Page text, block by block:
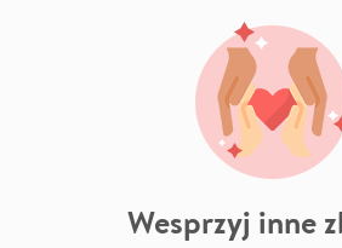
Wesprzyj inne